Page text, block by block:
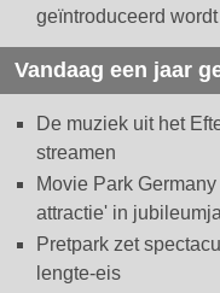
geïntroduceerd wordt
Vandaag een jaar
De muziek uit het
streamen
Movie Park
attractie' in
Pretpark zet
lengte-eis